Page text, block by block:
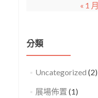
« 1 月
分類
Uncategorized (2)
展場佈置 (1)